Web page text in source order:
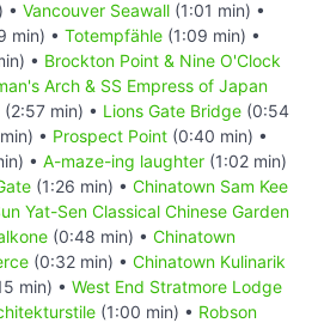
• Vancouver Seawall (1:01 min) •
min) • Totempfähle (1:09 min) •
• Brockton Point & Nine O'Clock
Arch & SS Empress of Japan
(2:57 min) • Lions Gate Bridge (0:54
• Prospect Point (0:40 min) •
• A-maze-ing laughter (1:02 min)
(1:26 min) • Chinatown Sam Kee
Yat-Sen Classical Chinese Garden
(0:48 min) • Chinatown
(0:32 min) • Chinatown Kulinarik
min) • West End Stratmore Lodge
(1:00 min) • Robson